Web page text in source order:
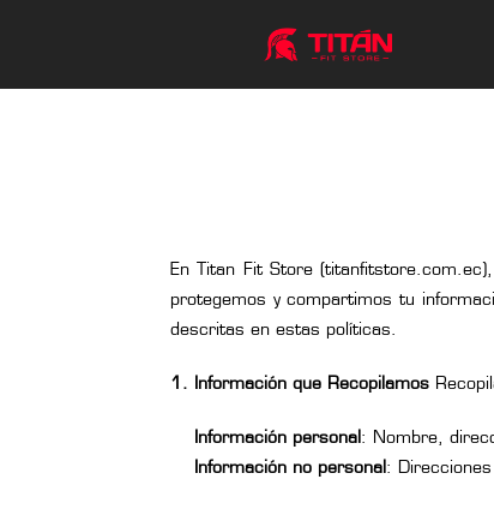
En Titan Fit Store
protegemos y compartimos tu
descritas en estas políticas.
1. Información que Recopilamos
Información personal: Nombre,
Información no personal: